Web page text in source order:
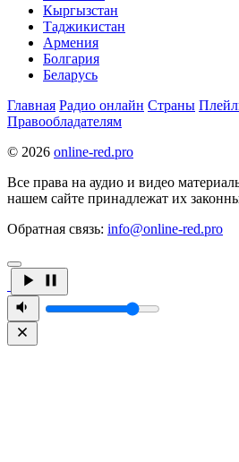
Кыргызстан
Таджикистан
Армения
Болгария
Беларусь
Главная Радио онлайн Страны
Правообладателям
© 2026 online-red.pro
Все права на аудио и видео
нашем сайте принадлежат их
Обратная связь: info@online-red.pro